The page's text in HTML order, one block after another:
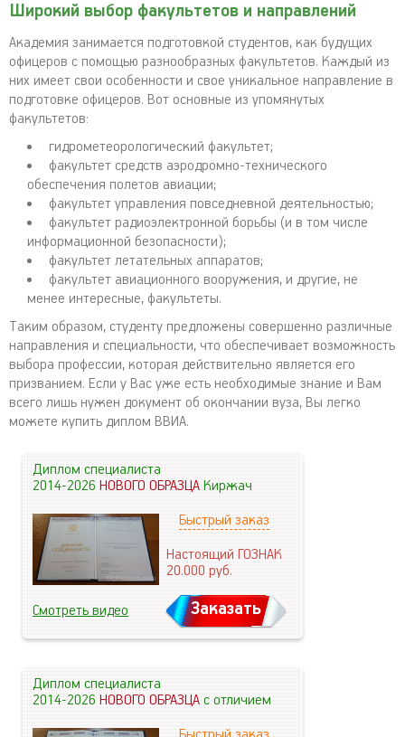
Широкий выбор факультетов и направлений
Академия занимается подготовкой студентов, как будущих
офицеров с помощью разнообразных факультетов. Каждый из
них имеет свои особенности и свое уникальное направление в
подготовке офицеров. Вот основные из упомянутых
факультетов:
гидрометеорологический факультет;
факультет средств аэродромно-технического
обеспечения полетов авиации;
факультет управления повседневной деятельностью;
факультет радиоэлектронной борьбы (и в том числе
информационной безопасности);
факультет летательных аппаратов;
факультет авиационного вооружения, и другие, не
менее интересные, факультеты.
Таким образом, студенту предложены совершенно различные
направления и специальности, что обеспечивает возможность
выбора профессии, которая действительно является его
призванием. Если у Вас уже есть необходимые знание и Вам
всего лишь нужен документ об окончании вуза, Вы легко
можете купить диплом ВВИА.
Диплом специалиста
2014-2026НОВОГО ОБРАЗЦАКиржач
Быстрый заказ
Настоящий ГОЗНАК
20.000руб.
Смотреть видео Заказать
Диплом специалиста
2014-2026НОВОГО ОБРАЗЦАс отличием